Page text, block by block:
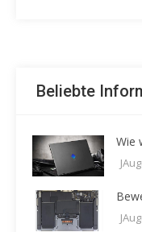
Beliebte
Wie